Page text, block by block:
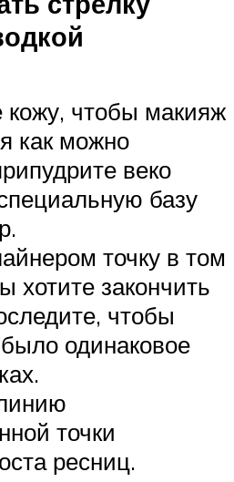
кожу, чтобы макияж
как можно
веко
базу
точку в том
хотите закончить
чтобы
одинаковое
точки
ресниц.